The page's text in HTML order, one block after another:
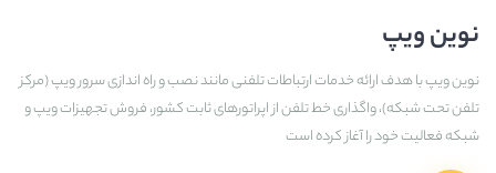
نوین ویپ
نوین ویپ با هدف ارائه خدمات ارتباطات تلفنی مانند نصب و راه اندازی سرور ویپ (مرکز
تلفن تحت شبکه)، واگذاری خط تلفن از اپراتورهای ثابت کشور، فروش تجهیزات ویپ و
شبکه فعالیت خود را آغاز کرده است